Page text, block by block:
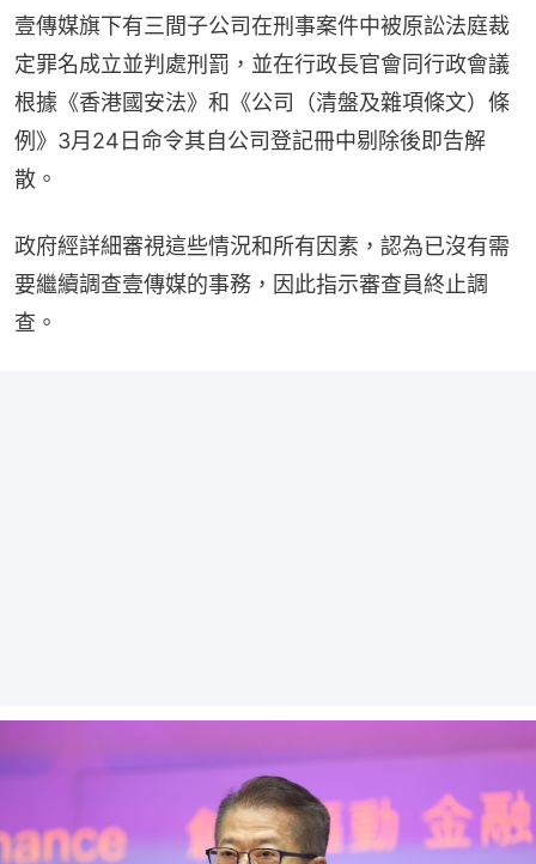
壹傳媒旗下有三間子公司在刑事案件中被原訟法庭裁
定罪名成立並判處刑罰，並在行政長官會同行政會議
根據《香港國安法》和《公司（清盤及雜項條文）條
例》3月24日命令其自公司登記冊中剔除後即告解
散。
政府經詳細審視這些情況和所有因素，認為已沒有需
要繼續調查壹傳媒的事務，因此指示審查員終止調
查。